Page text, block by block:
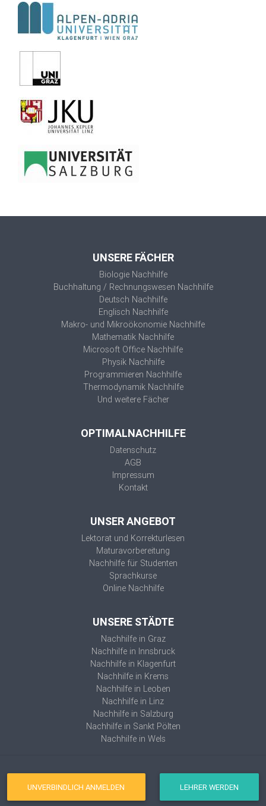
UNSERE FÄCHER
Biologie Nachhilfe
Buchhaltung / Rechnungswesen Nachhilfe
Deutsch Nachhilfe
Englisch Nachhilfe
Makro- und Mikroökonomie Nachhilfe
Mathematik Nachhilfe
Microsoft Office Nachhilfe
Physik Nachhilfe
Programmieren Nachhilfe
Thermodynamik Nachhilfe
Und weitere Fächer
OPTIMALNACHHILFE
Datenschutz
AGB
Impressum
Kontakt
UNSER ANGEBOT
Lektorat und Korrekturlesen
Maturavorbereitung
Nachhilfe für Studenten
Sprachkurse
Online Nachhilfe
UNSERE STÄDTE
Nachhilfe in Graz
Nachhilfe in Innsbruck
Nachhilfe in Klagenfurt
Nachhilfe in Krems
Nachhilfe in Leoben
Nachhilfe in Linz
Nachhilfe in Salzburg
Nachhilfe in Sankt Pölten
Nachhilfe in Wels
UNVERBINDLICH ANMELDEN LEHRER WERDEN